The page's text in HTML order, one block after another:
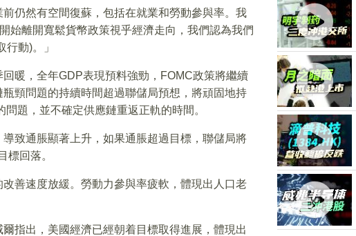
仍然有空間復蘇，包括在就業和勞動參與率。我
始離開寬鬆貨幣政策視乎經濟走向，我們認為我們
動)。」
暖，全年GDP表現預料強勁，FOMC政策將繼續
頸問題的持續時間超過聯儲局預想，將頑固地持
題，並不確定供應鏈重返正軌的時間。
致通脹顯著上升，如果通脹超過目標，聯儲局將
標回落。
善速度放緩。勞動力參與率疲軟，體現出人口老
指出，美國經濟已經朝着目標取得進展，體現出